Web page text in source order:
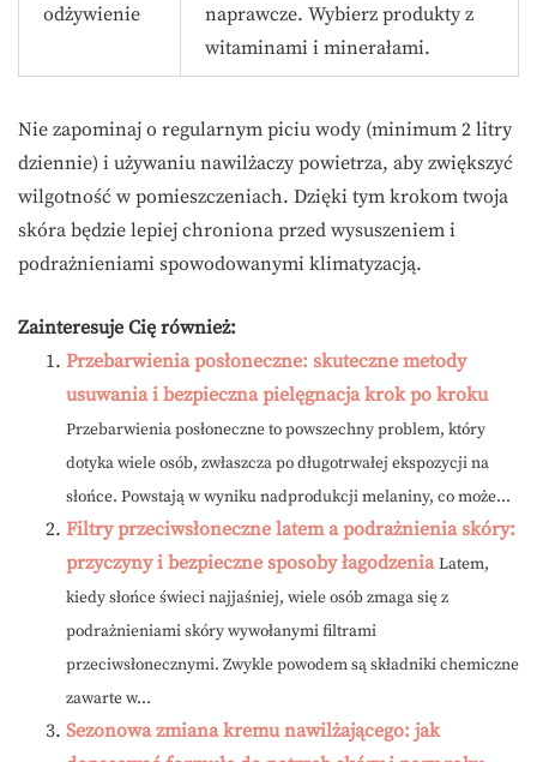
odżywienie
naprawcze. Wybierz produkty z
witaminami i minerałami.
Nie zapominaj o regularnym piciu wody (minimum 2 litry
dziennie) i używaniu nawilżaczy powietrza, aby zwiększyć
wilgotność w pomieszczeniach. Dzięki tym krokom twoja
skóra będzie lepiej chroniona przed wysuszeniem i
podrażnieniami spowodowanymi klimatyzacją.
Zainteresuje Cię również:
Przebarwienia posłoneczne: skuteczne metody
usuwania i bezpieczna pielęgnacja krok po kroku
Przebarwienia posłoneczne to powszechny problem, który
dotyka wiele osób, zwłaszcza po długotrwałej ekspozycji na
słońce. Powstają w wyniku nadprodukcji melaniny, co może...
Filtry przeciwsłoneczne latem a podrażnienia skóry:
przyczyny i bezpieczne sposoby łagodzenia Latem,
kiedy słońce świeci najjaśniej, wiele osób zmaga się z
podrażnieniami skóry wywołanymi filtrami
przeciwsłonecznymi. Zwykle powodem są składniki chemiczne
zawarte w...
Sezonowa zmiana kremu nawilżającego: jak